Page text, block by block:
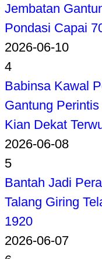
Jembatan
Pondasi Capai
2026-06-10
4
Babinsa Kawal
Gantung
Kian Dekat
2026-06-08
5
Bantah Jadi
Talang Giring
1920
2026-06-07